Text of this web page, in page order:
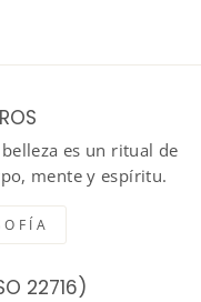
belleza es un ritual de
mente y espíritu.
22716)